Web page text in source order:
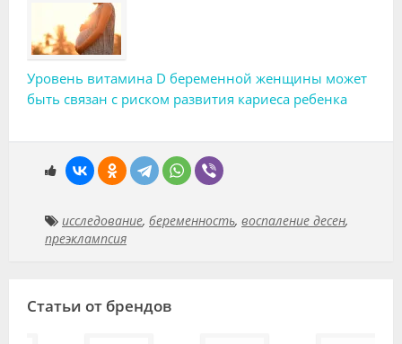
Уровень витамина D беременной женщины может
быть связан с риском развития кариеса ребенка
исследование, беременность, воспаление десен,
преэклампсия
Статьи от брендов